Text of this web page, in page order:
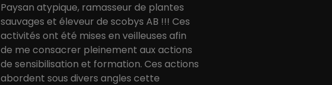
Paysan atypique, ramasseur de plantes
sauvages et éleveur de scobys AB !!! Ces
activités ont été mises en veilleuses afin
de me consacrer pleinement aux actions
de sensibilisation et formation. Ces actions
abordent sous divers angles cette